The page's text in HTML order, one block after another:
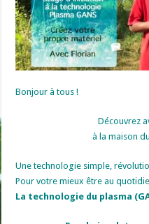
Bonjour à tous !
Découvrez
à la maison
Une technologie simple,
Pour votre mieux être au
La technologie du plasma